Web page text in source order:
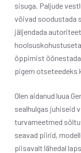
sisuga. Paljude
võivad soodustada
jäljendada
õppimist
pigem otseteedeks
Olen aidanud luua
sealhulgas juhiseid
turvameetmed
seavad piirid,
piisavalt lähedal